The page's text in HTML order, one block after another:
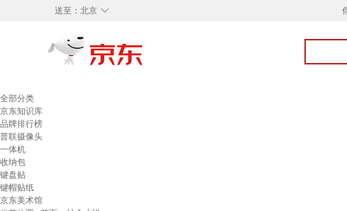
◇
送至： 北京
全部分类
京东知识库
品牌排行榜
普联摄像头
一体机
收纳包
键盘贴
键帽贴纸
京东美术馆